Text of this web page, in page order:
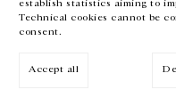
establish statistics aiming to
Technical cookies cannot be
consent.
Accept all
Inscrivez-vous à notre newsletter